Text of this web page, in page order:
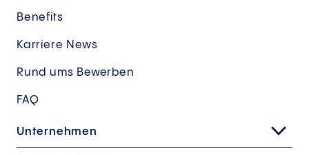
Benefits
Karriere News
Rund ums Bewerben
FAQ
Unternehmen